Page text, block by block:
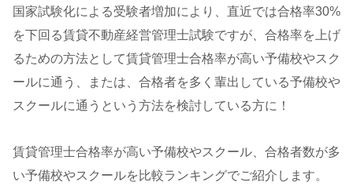
国家試験化による受験者増加により、直近では合格率30%
を下回る賃貸不動産経営管理士試験ですが、合格率を上げ
るための方法として賃貸管理士合格率が高い予備校やスク
ールに通う、または、合格者を多く輩出している予備校や
スクールに通うという方法を検討している方に！
賃貸管理士合格率が高い予備校やスクール、合格者数が多
い予備校やスクールを比較ランキングでご紹介します。